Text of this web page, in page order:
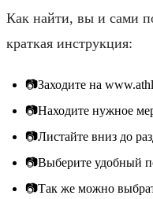
Как найти, вы и сами
краткая инструкция:
📷Заходите на
📷Находите нужное
📷Листайте вниз до
📷Выберите удобный
📷Так же можно